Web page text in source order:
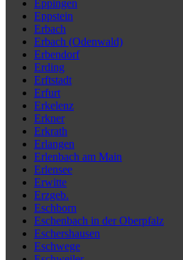
Eppingen
Eppstein
Erbach
Erbach (Odenwald)
Erbendorf
Erding
Erftstadt
Erfurt
Erkelenz
Erkner
Erkrath
Erlangen
Erlenbach am Main
Erlensee
Erwitte
Erzgeb.
Eschborn
Eschenbach in der Oberpfalz
Eschershausen
Eschwege